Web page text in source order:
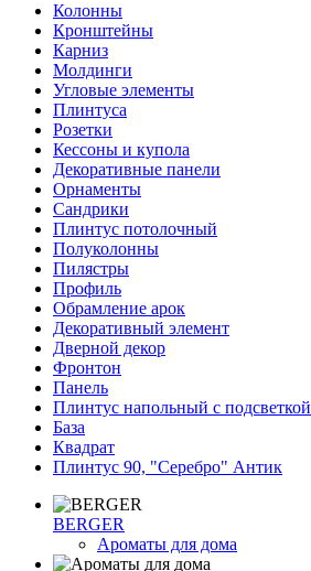
Колонны
Кронштейны
Карниз
Молдинги
Угловые элементы
Плинтуса
Розетки
Кессоны и купола
Декоративные панели
Орнаменты
Сандрики
Плинтус потолочный
Полуколонны
Пилястры
Профиль
Обрамление арок
Декоративный элемент
Дверной декор
Фронтон
Панель
Плинтус напольный с подсветкой
База
Квадрат
Плинтус 90, "Серебро" Антик
BERGER
Ароматы для дома